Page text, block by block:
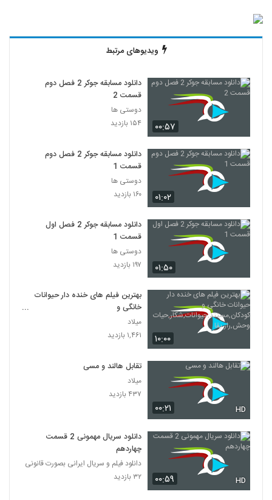
ویدیوهای مرتبط
۰۰:۵۷
دانلود مسابقه جوکر 2 فصل دوم
قسمت 2
دوستی ها
۱۵۴ بازدید
۰۱:۰۲
دانلود مسابقه جوکر 2 فصل دوم
قسمت 1
دوستی ها
۱۶۰ بازدید
۰۱:۵۰
دانلود مسابقه جوکر 2 فصل اول
قسمت 1
دوستی ها
۱۹۷ بازدید
۱۰:۰۰
بهترین فیلم های خنده دار حیوانات
خانگی و
کودکان,مستند,حیوانات,شکار,حیات
وحش,راز بقا
میلاد
۱,۴۶۱ بازدید
۰۰:۲۱ HD
تقابل هالند و مسی
میلاد
۴۳۷ بازدید
۰۰:۵۹ HD
دانلود سریال مهمونی 2 قسمت
چهاردهم
دانلود فیلم و سریال ایرانی بصورت قانونی
۳۲ بازدید